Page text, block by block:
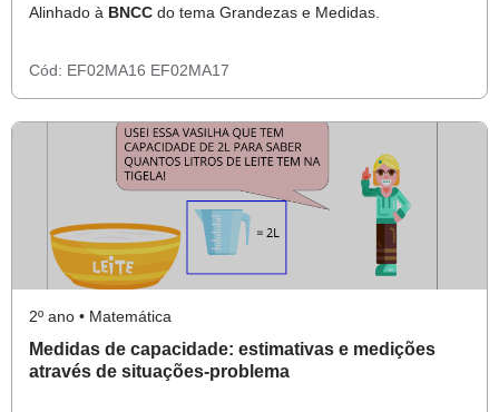
Alinhado à BNCC do tema Grandezas e Medidas.
Cód: EF02MA16 EF02MA17
2º ano • Matemática
Medidas de capacidade: estimativas e medições
através de situações-problema